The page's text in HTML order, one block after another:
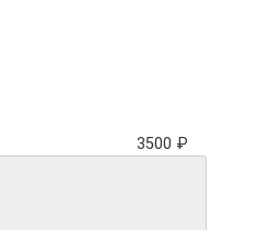
3500 ₽